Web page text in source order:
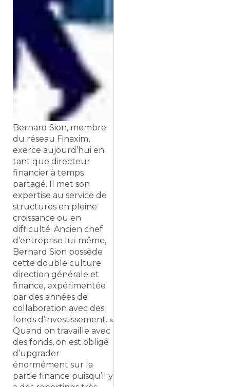
Bernard Sion, membre
du réseau Finaxim,
exerce aujourd’hui en
tant que directeur
financier à temps
partagé. Il met son
expertise au service de
structures en pleine
croissance ou en
difficulté. Ancien chef
d’entreprise lui-même,
Bernard Sion possède
cette double culture
direction générale et
finance, expérimentée
par des années de
collaboration avec des
fonds d’investissement. «
Quand on travaille avec
des fonds, on est obligé
d’upgrader
énormément sur la
partie finance puisqu’il y